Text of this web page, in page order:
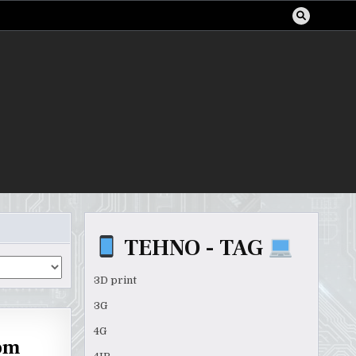
TEHNO - TAG
3D print
3G
4G